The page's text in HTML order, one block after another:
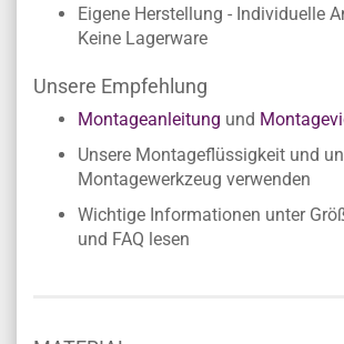
Eigene Herstellung - Individuelle
Keine Lagerware
Unsere Empfehlung
Montageanleitung und
Unsere Montageflüssigkeit und
Montagewerkzeug verwenden
Wichtige Informationen unter
und FAQ lesen